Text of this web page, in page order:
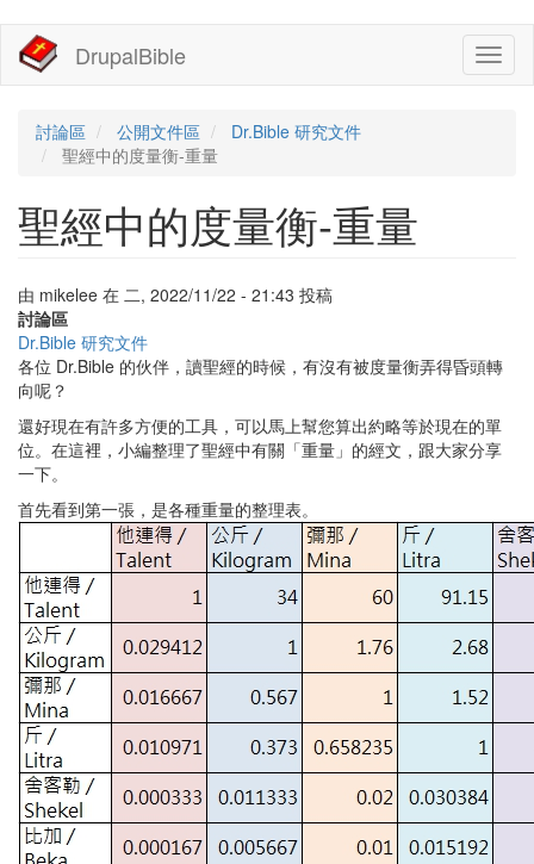
主
DrupalBible
討論區 公開文件區
Dr.Bible 研究文件
聖經中的度量衡-重量
聖經中的度量衡-重量
由 mikelee 在 二, 2022/11/22 - 21:43 投稿
討論區
Dr.Bible 研究文件
各位 Dr.Bible 的伙伴，讀聖經的時候，有沒有被度量衡弄得昏頭轉
向呢？
還好現在有許多方便的工具，可以馬上幫您算出約略等於現在的單
位。在這裡，小編整理了聖經中有關「重量」的經文，跟大家分享
一下。
首先看到第一張，是各種重量的整理表。